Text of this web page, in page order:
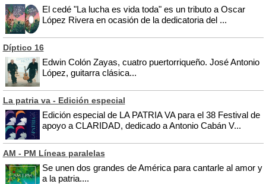
El cedé "La lucha es vida toda" es un tributo a Oscar
López Rivera en ocasión de la dedicatoria del ...
Díptico 16
Edwin Colón Zayas, cuatro puertorriqueño. José Antonio
López, guitarra clásica...
La patria va - Edición especial
Edición especial de LA PATRIA VA para el 38 Festival de
apoyo a CLARIDAD, dedicado a Antonio Cabán V...
AM - PM Líneas paralelas
Se unen dos grandes de América para cantarle al amor y
a la patria....